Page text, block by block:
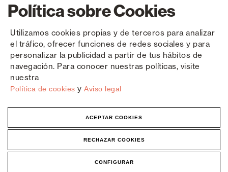
Política sobre Cookies
Utilizamos cookies propias y de terceros para analizar
el tráfico, ofrecer funciones de redes sociales y para
personalizar la publicidad a partir de tus hábitos de
navegación. Para conocer nuestras políticas, visite
nuestra
Política de cookies y Aviso legal
ACEPTAR COOKIES
RECHAZAR COOKIES
CONFIGURAR
Copyright © Saxun 2023 - 2026 Politique de confidentialité Avis juridique Cookies